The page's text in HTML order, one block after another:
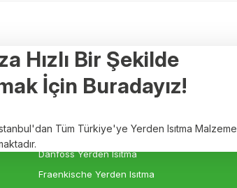
Hızlı Bir Şekilde
İçin Buradayız!
Tüm Türkiye'ye Yerden Isıtma Malzeme
Hizmetler
Yerden Isıtma
Rehau Yerden Isıtma
Danfoss Yerden Isıtma
Fraenkische Yerden Isıtma